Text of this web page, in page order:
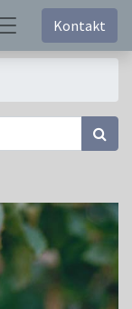
Kontakt